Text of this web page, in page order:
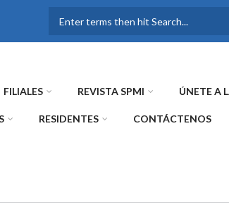
FORMULARIO DE
FILIALES REVISTA SPMI ÚNETE A
RESIDENTES CONTÁCTENOS